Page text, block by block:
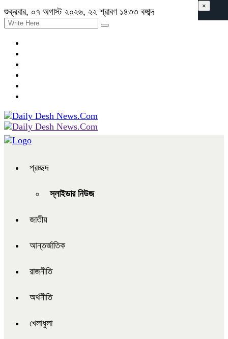
শুক্রবার, ০৭ অগাস্ট ২০২৬, ২২ শ্রাবণ ১৪৩৩ বঙ্গাব্দ
প্রচ্ছদ
স্লাইডার নিউজ
জাতীয়
আন্তর্জাতিক
রাজনীতি
অর্থনীতি
খেলাধুলা
×